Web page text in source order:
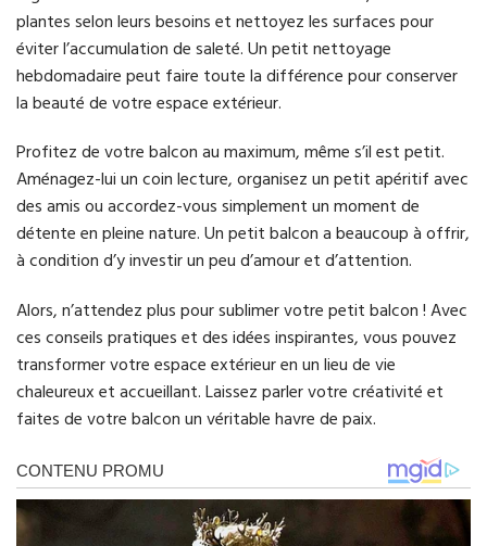
plantes selon leurs besoins et nettoyez les surfaces pour
éviter l’accumulation de saleté. Un petit nettoyage
hebdomadaire peut faire toute la différence pour conserver
la beauté de votre espace extérieur.
Profitez de votre balcon au maximum, même s’il est petit.
Aménagez-lui un coin lecture, organisez un petit apéritif avec
des amis ou accordez-vous simplement un moment de
détente en pleine nature. Un petit balcon a beaucoup à offrir,
à condition d’y investir un peu d’amour et d’attention.
Alors, n’attendez plus pour sublimer votre petit balcon ! Avec
ces conseils pratiques et des idées inspirantes, vous pouvez
transformer votre espace extérieur en un lieu de vie
chaleureux et accueillant. Laissez parler votre créativité et
faites de votre balcon un véritable havre de paix.